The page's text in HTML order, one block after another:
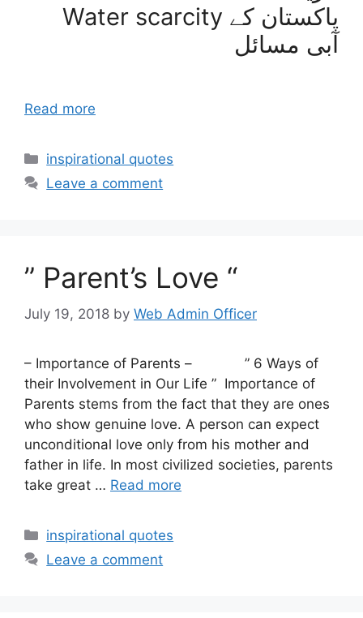
Water scarcity پاکستان کے
آبی مسائل
Read more
inspirational quotes
Leave a comment
” Parent’s Love “
July 19, 2018 by Web Admin Officer
– Importance of Parents – ” 6 Ways of
their Involvement in Our Life ” Importance of
Parents stems from the fact that they are ones
who show genuine love. A person can expect
unconditional love only from his mother and
father in life. In most civilized societies, parents
take great … Read more
inspirational quotes
Leave a comment